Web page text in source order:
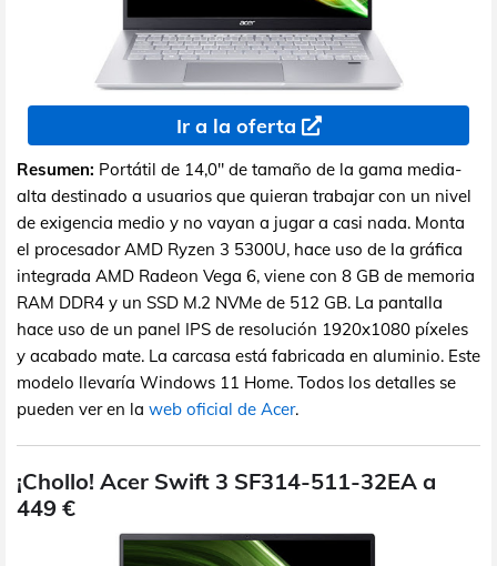
Ir a la oferta
Resumen: Portátil de 14,0" de tamaño de la gama media-
alta destinado a usuarios que quieran trabajar con un nivel
de exigencia medio y no vayan a jugar a casi nada. Monta
el procesador AMD Ryzen 3 5300U, hace uso de la gráfica
integrada AMD Radeon Vega 6, viene con 8 GB de memoria
RAM DDR4 y un SSD M.2 NVMe de 512 GB. La pantalla
hace uso de un panel IPS de resolución 1920x1080 píxeles
y acabado mate. La carcasa está fabricada en aluminio. Este
modelo llevaría Windows 11 Home. Todos los detalles se
pueden ver en la web oficial de Acer.
¡Chollo! Acer Swift 3 SF314-511-32EA a
449 €